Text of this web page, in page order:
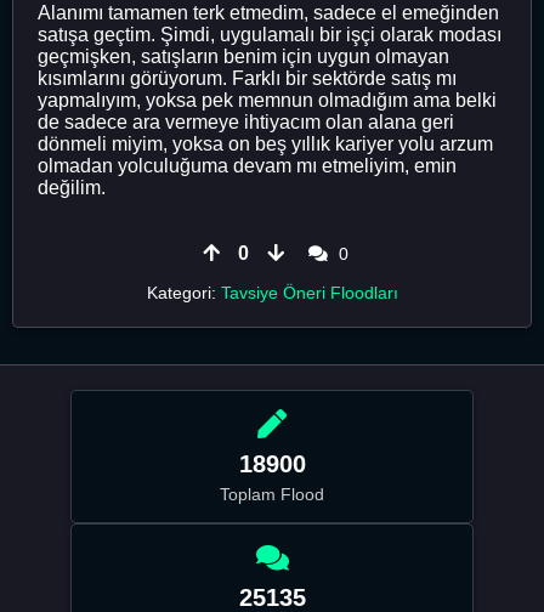
Alanımı tamamen terk etmedim, sadece el emeğinden
satışa geçtim. Şimdi, uygulamalı bir işçi olarak modası
geçmişken, satışların benim için uygun olmayan
kısımlarını görüyorum. Farklı bir sektörde satış mı
yapmalıyım, yoksa pek memnun olmadığım ama belki
de sadece ara vermeye ihtiyacım olan alana geri
dönmeli miyim, yoksa on beş yıllık kariyer yolu arzum
olmadan yolculuğuma devam mı etmeliyim, emin
değilim.
0
0
Kategori: Tavsiye Öneri Floodları
18900
Toplam Flood
25135